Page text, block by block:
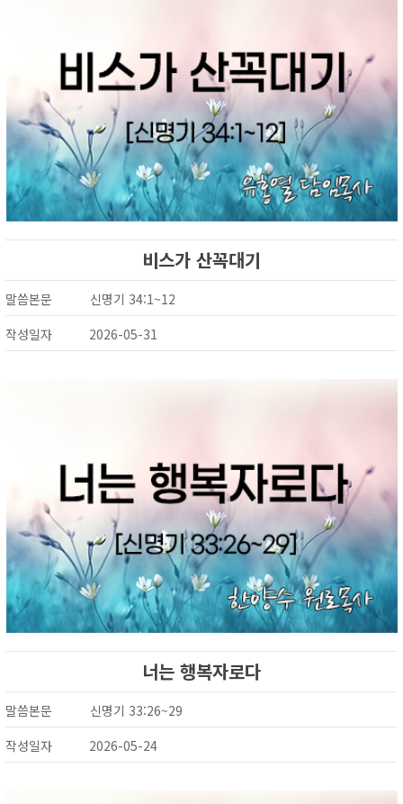
비스가 산꼭대기
말씀본문
신명기 34:1~12
작성일자
2026-05-31
너는 행복자로다
말씀본문
신명기 33:26~29
작성일자
2026-05-24